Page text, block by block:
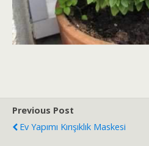
Previous Post
Ev Yapımı Kırışıklık Maskesi